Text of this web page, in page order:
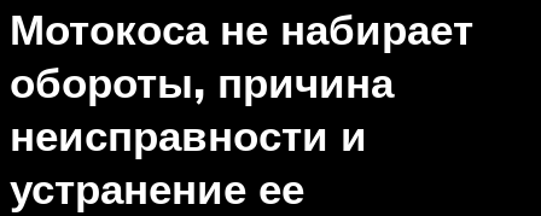
Мотокоса не набирает
обороты, причина
неисправности и
устранение ее